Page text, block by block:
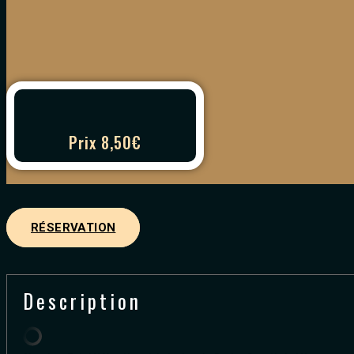
Prix 8,50€
RÉSERVATION
Description